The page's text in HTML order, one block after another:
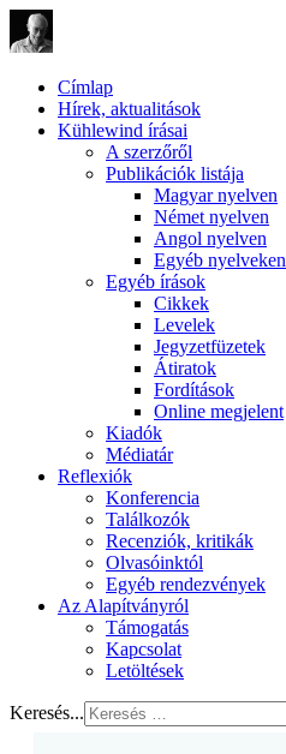
Címlap
Hírek, aktualitások
Kühlewind írásai
A szerzőről
Publikációk listája
Magyar nyelven
Német nyelven
Angol nyelven
Egyéb nyelveken
Egyéb írások
Cikkek
Levelek
Jegyzetfüzetek
Átiratok
Fordítások
Online megjelent
Kiadók
Médiatár
Reflexiók
Konferencia
Találkozók
Recenziók, kritikák
Olvasóinktól
Egyéb rendezvények
Az Alapítványról
Támogatás
Kapcsolat
Letöltések
Keresés...